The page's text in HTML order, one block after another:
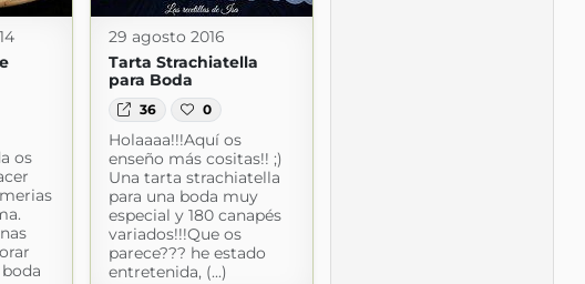
os
29 agosto 2016
Tarta Strachiatella
para Boda
36 0
Holaaaa!!!Aquí os
enseño más cositas!! ;)
Una tarta strachiatella
para una boda muy
especial y 180 canapés
variados!!!Que os
parece??? he estado
entretenida, (...)